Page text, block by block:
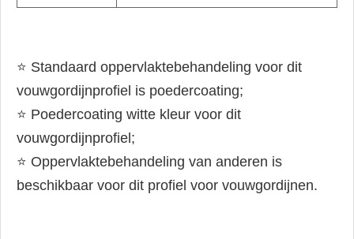
⭐ Standaard oppervlaktebehandeling voor dit
vouwgordijnprofiel is poedercoating;
⭐ Poedercoating witte kleur voor dit
vouwgordijnprofiel;
⭐ Oppervlaktebehandeling van anderen is
beschikbaar voor dit profiel voor vouwgordijnen.